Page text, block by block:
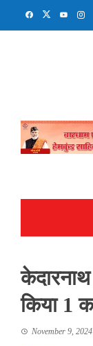
किया 1
November 9, 2024